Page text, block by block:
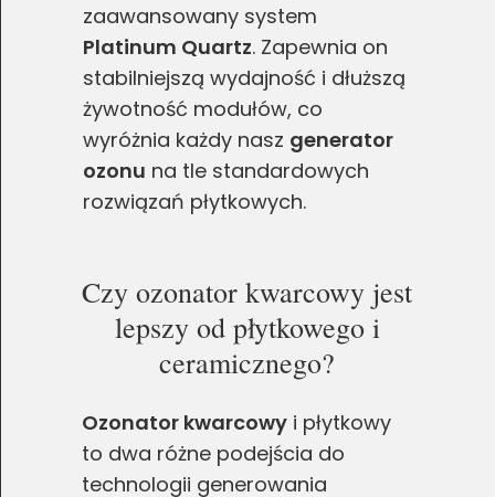
zaawansowany system
Platinum Quartz. Zapewnia on
stabilniejszą wydajność i dłuższą
żywotność modułów, co
wyróżnia każdy nasz generator
ozonu na tle standardowych
rozwiązań płytkowych.
Czy ozonator kwarcowy jest
lepszy od płytkowego i
ceramicznego?
Ozonator kwarcowy i płytkowy
to dwa różne podejścia do
technologii generowania